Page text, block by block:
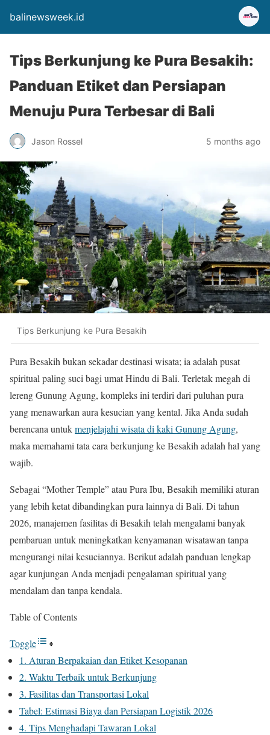
balinewsweek.id
Tips Berkunjung ke Pura Besakih:
Panduan Etiket dan Persiapan
Menuju Pura Terbesar di Bali
Jason Rossel 5 months ago
Tips Berkunjung ke Pura Besakih
Pura Besakih bukan sekadar destinasi wisata; ia adalah pusat
spiritual paling suci bagi umat Hindu di Bali. Terletak megah di
lereng Gunung Agung, kompleks ini terdiri dari puluhan pura
yang menawarkan aura kesucian yang kental. Jika Anda sudah
berencana untukmenjelajahi wisata di kaki Gunung Agung,
maka memahami tata cara berkunjung ke Besakih adalah hal yang
wajib.
Sebagai “Mother Temple” atau Pura Ibu, Besakih memiliki aturan
yang lebih ketat dibandingkan pura lainnya di Bali. Di tahun
2026, manajemen fasilitas di Besakih telah mengalami banyak
pembaruan untuk meningkatkan kenyamanan wisatawan tanpa
mengurangi nilai kesuciannya. Berikut adalah panduan lengkap
agar kunjungan Anda menjadi pengalaman spiritual yang
mendalam dan tanpa kendala.
Table of Contents
Toggle
1. Aturan Berpakaian dan Etiket Kesopanan
2. Waktu Terbaik untuk Berkunjung
3. Fasilitas dan Transportasi Lokal
Tabel: Estimasi Biaya dan Persiapan Logistik 2026
4. Tips Menghadapi Tawaran Lokal